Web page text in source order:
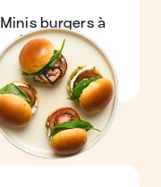
Minis burgers à
l'Italienne